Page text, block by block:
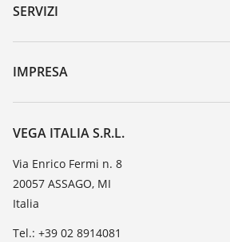
Ricerca numero di serie
DTM Collection/PACTware
SERVIZI
Reso apparecchio
Seminari
Lista resistenza
TeamViewer
IMPRESA
VEGA, l'azienda
Contatto
Novità
Stampa
VEGA ITALIA S.R.L.
Via Enrico Fermi n. 8
20057 ASSAGO, MI
Italia
Tel.: +39 02 8914081